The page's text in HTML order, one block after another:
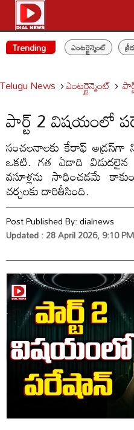
Trending ఎంటర్టైన్మెంట్
Telugu News ఎంటర్టైన్మెంట్
పార్ట్ 2 విషయంలో
సంచలనాలకు కేరాఫ్ అడ్రస్‌గా
ఒకటి. గత ఏడాది
వసూళ్లను సాధించడమే
చర్చలకు దారితీసింది.
Post Published By:dialnews
Updated : 28 April 2026, 9:10